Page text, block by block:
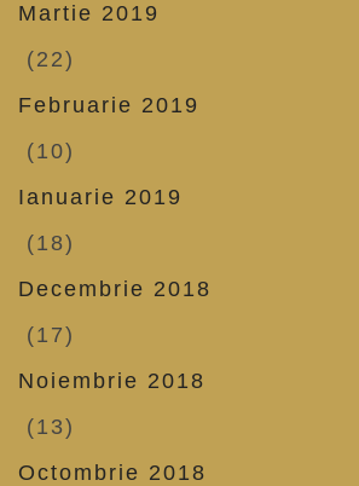
Martie 2019
(22)
Februarie 2019
(10)
Ianuarie 2019
(18)
Decembrie 2018
(17)
Noiembrie 2018
(13)
Octombrie 2018